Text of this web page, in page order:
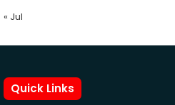
« Jul
Quick Links